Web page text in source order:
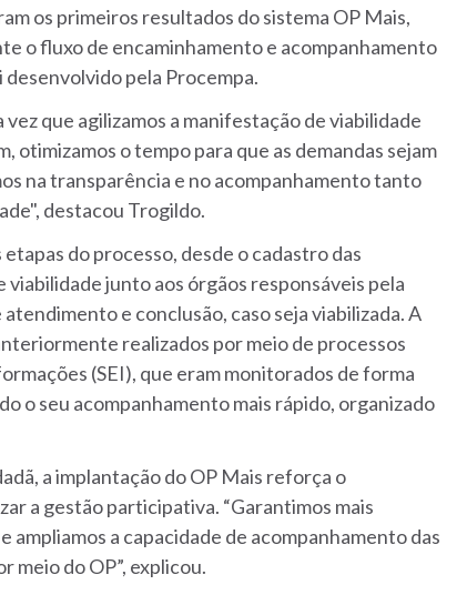
os primeiros resultados do sistema OP Mais,
o fluxo de encaminhamento e acompanhamento
pela Procempa.
que agilizamos a manifestação de viabilidade
otimizamos o tempo para que as demandas sejam
na transparência e no acompanhamento tanto
destacou Trogildo.
do processo, desde o cadastro das
viabilidade junto aos órgãos responsáveis pela
e conclusão, caso seja viabilizada. A
realizados por meio de processos
(SEI), que eram monitorados de forma
o seu acompanhamento mais rápido, organizado
a implantação do OP Mais reforça o
a gestão participativa. “Garantimos mais
ampliamos a capacidade de acompanhamento das
meio do OP”, explicou.